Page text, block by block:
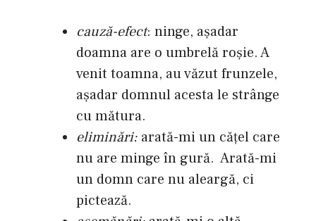
cauză-efect: ninge, aşadar
doamna are o umbrelă roşie. A
venit toamna, au văzut frunzele,
aşadar domnul acesta le strânge
cu mătura.
eliminări: arată-mi un căţel care
nu are minge în gură. Arată-mi
un domn care nu aleargă, ci
pictează.